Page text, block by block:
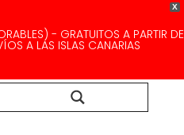
X
- GRATUITOS A PARTIR DE
A LAS ISLAS CANARIAS